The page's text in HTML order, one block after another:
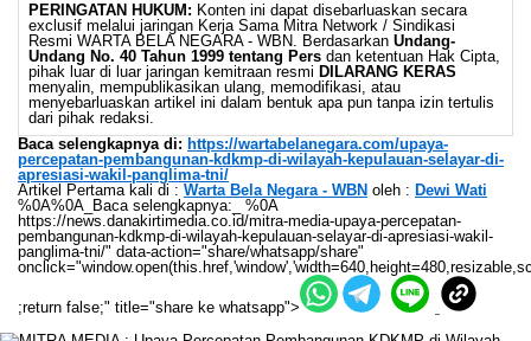
PERINGATAN HUKUM: Konten ini dapat disebarluaskan secara
exclusif melalui jaringan Kerja Sama Mitra Network / Sindikasi
Resmi WARTA BELA NEGARA - WBN. Berdasarkan Undang-
Undang No. 40 Tahun 1999 tentang Pers dan ketentuan Hak Cipta,
pihak luar di luar jaringan kemitraan resmi DILARANG KERAS
menyalin, mempublikasikan ulang, memodifikasi, atau
menyebarluaskan artikel ini dalam bentuk apa pun tanpa izin tertulis
dari pihak redaksi.
Baca selengkapnya di: https://wartabelanegara.com/upaya-
percepatan-pembangunan-kdkmp-di-wilayah-kepulauan-selayar-di-
apresiasi-wakil-panglima-tni/
Artikel Pertama kali di : Warta Bela Negara - WBN oleh : Dewi Wati
%0A%0A_Baca selengkapnya:_ %0A
https://news.danakirtimedia.co.id/mitra-media-upaya-percepatan-
pembangunan-kdkmp-di-wilayah-kepulauan-selayar-di-apresiasi-wakil-
panglima-tni/" data-action="share/whatsapp/share"
;return false;" title="share ke whatsapp">